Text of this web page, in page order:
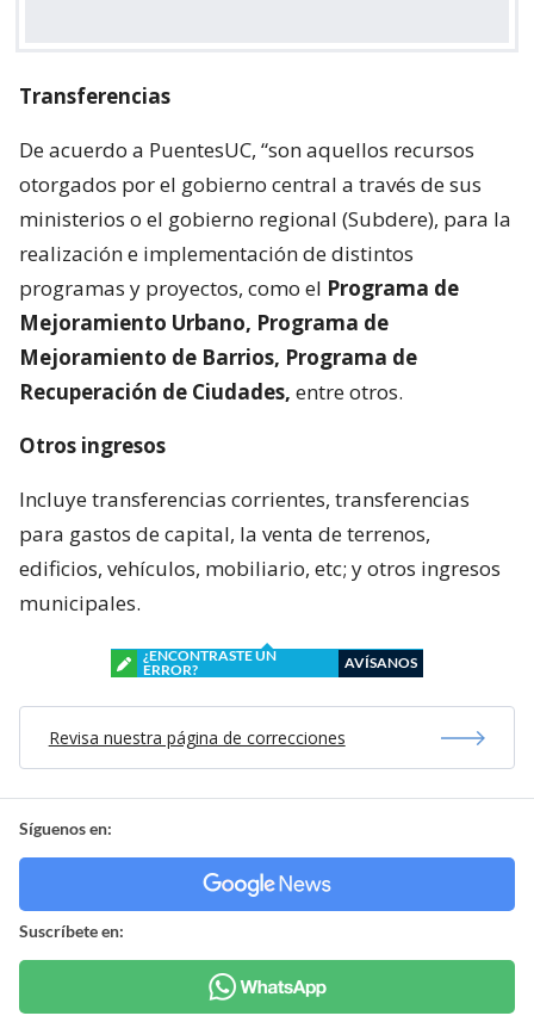
Transferencias
De acuerdo a PuentesUC, “son aquellos recursos
otorgados por el gobierno central a través de sus
ministerios o el gobierno regional (Subdere), para la
realización e implementación de distintos
programas y proyectos, como el Programa de
Mejoramiento Urbano, Programa de
Mejoramiento de Barrios, Programa de
Recuperación de Ciudades, entre otros.
Otros ingresos
Incluye transferencias corrientes, transferencias
para gastos de capital, la venta de terrenos,
edificios, vehículos, mobiliario, etc; y otros ingresos
municipales.
¿ENCONTRASTE UN
ERROR?
AVÍSANOS
Revisa nuestra página de correcciones
Síguenos en:
Suscríbete en: